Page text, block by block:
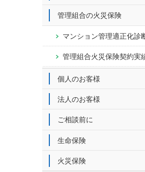
管理組合の火災保険
マンション管理適正化診
管理組合火災保険契約実
個人のお客様
法人のお客様
ご相談前に
生命保険
火災保険